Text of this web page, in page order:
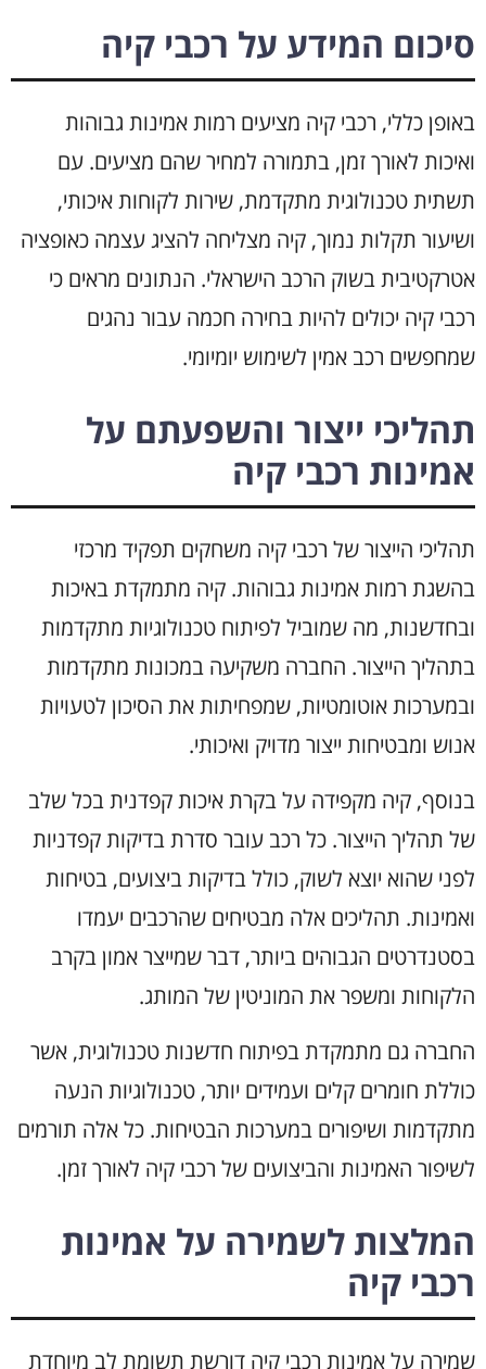
סיכום המידע על רכבי קיה
באופן כללי, רכבי קיה מציעים רמות אמינות גבוהות
ואיכות לאורך זמן, בתמורה למחיר שהם מציעים. עם
תשתית טכנולוגית מתקדמת, שירות לקוחות איכותי,
ושיעור תקלות נמוך, קיה מצליחה להציג עצמה כאופציה
אטרקטיבית בשוק הרכב הישראלי. הנתונים מראים כי
רכבי קיה יכולים להיות בחירה חכמה עבור נהגים
שמחפשים רכב אמין לשימוש יומיומי.
תהליכי ייצור והשפעתם על
אמינות רכבי קיה
תהליכי הייצור של רכבי קיה משחקים תפקיד מרכזי
בהשגת רמות אמינות גבוהות. קיה מתמקדת באיכות
ובחדשנות, מה שמוביל לפיתוח טכנולוגיות מתקדמות
בתהליך הייצור. החברה משקיעה במכונות מתקדמות
ובמערכות אוטומטיות, שמפחיתות את הסיכון לטעויות
אנוש ומבטיחות ייצור מדויק ואיכותי.
בנוסף, קיה מקפידה על בקרת איכות קפדנית בכל שלב
של תהליך הייצור. כל רכב עובר סדרת בדיקות קפדניות
לפני שהוא יוצא לשוק, כולל בדיקות ביצועים, בטיחות
ואמינות. תהליכים אלה מבטיחים שהרכבים יעמדו
בסטנדרטים הגבוהים ביותר, דבר שמייצר אמון בקרב
הלקוחות ומשפר את המוניטין של המותג.
החברה גם מתמקדת בפיתוח חדשנות טכנולוגית, אשר
כוללת חומרים קלים ועמידים יותר, טכנולוגיות הנעה
מתקדמות ושיפורים במערכות הבטיחות. כל אלה תורמים
לשיפור האמינות והביצועים של רכבי קיה לאורך זמן.
המלצות לשמירה על אמינות
רכבי קיה
שמירה על אמינות רכבי קיה דורשת תשומת לב מיוחדת